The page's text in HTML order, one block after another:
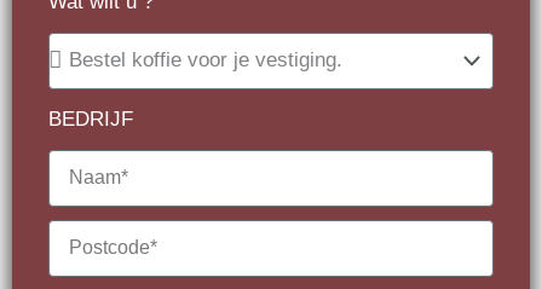
BEDRIJF